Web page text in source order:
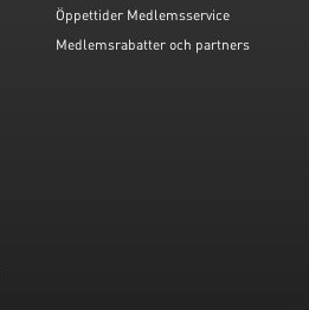
Öppettider Medlemsservice
Medlemsrabatter och partners